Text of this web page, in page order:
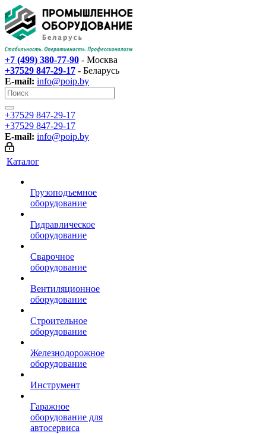
+7 (499) 380-77-90 - Москва
+37529 847-29-17‬ - Беларусь
E-mail: info@poip.by
+37529 847-29-17‬
+37529 847-29-17‬
E-mail: info@poip.by
Каталог
Грузоподъемное
оборудование
Гидравлическое
оборудование
Сварочное
оборудование
Вентиляционное
оборудование
Строительное
оборудование
Железнодорожное
оборудование
Инструмент
Гаражное
оборудование для
автосервиса